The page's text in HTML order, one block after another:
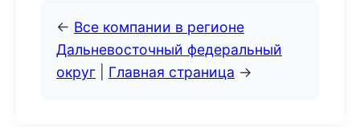
← Все компании в регионе
Дальневосточный федеральный
округ
Главная страница →